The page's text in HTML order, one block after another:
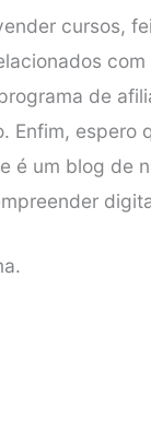
cursos,
de
Enfim, espero
é um blog de